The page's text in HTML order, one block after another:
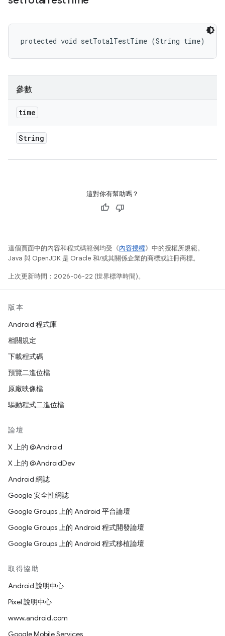
protected void setTotalTestTime (String time)
參數
time
String
這對你有幫助嗎？
這個頁面中的內容和程式碼範例均受《內容授權》中的授權所規範。
Java 與 OpenJDK 是 Oracle 和/或其關係企業的商標或註冊商標。
上次更新時間：2026-06-22 (世界標準時間)。
版本
Android 程式庫
相關規定
下載程式碼
預覽二進位檔
原廠映像檔
驅動程式二進位檔
論壇
X 上的 @Android
X 上的 @AndroidDev
Android 網誌
Google 安全性網誌
Google Groups 上的 Android 平台論壇
Google Groups 上的 Android 程式開發論壇
Google Groups 上的 Android 程式移植論壇
取得協助
Android 說明中心
Pixel 說明中心
www.android.com
Google Mobile Services